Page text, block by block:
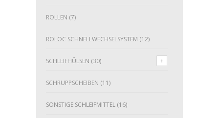
ROLLEN (7)
ROLOC SCHNELLWECHSELSYSTEM (12)
SCHLEIFHÜLSEN (30)
SCHRUPPSCHEIBEN (11)
SONSTIGE SCHLEIFMITTEL (16)